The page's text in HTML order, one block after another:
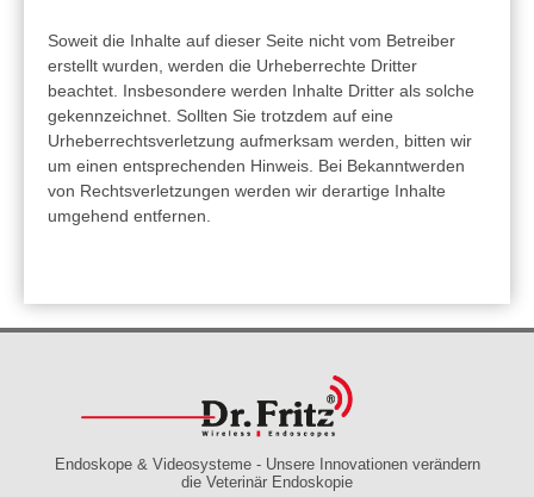
Soweit die Inhalte auf dieser Seite nicht vom Betreiber
erstellt wurden, werden die Urheberrechte Dritter
beachtet. Insbesondere werden Inhalte Dritter als solche
gekennzeichnet. Sollten Sie trotzdem auf eine
Urheberrechtsverletzung aufmerksam werden, bitten wir
um einen entsprechenden Hinweis. Bei Bekanntwerden
von Rechtsverletzungen werden wir derartige Inhalte
umgehend entfernen.
Endoskope & Videosysteme - Unsere Innovationen verändern
die Veterinär Endoskopie